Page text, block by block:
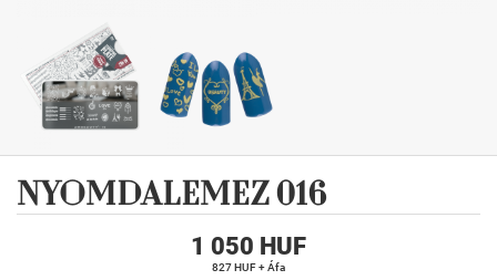
NYOMDALEMEZ 016
1 050 HUF
827 HUF + Áfa